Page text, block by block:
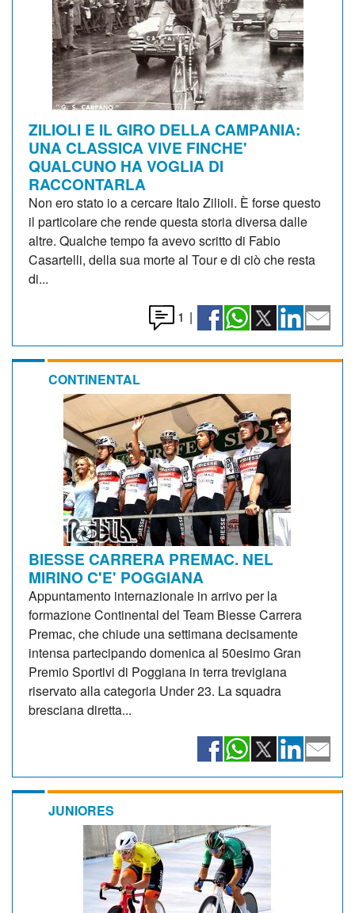
ZILIOLI E IL GIRO DELLA CAMPANIA:
UNA CLASSICA VIVE FINCHE'
QUALCUNO HA VOGLIA DI
RACCONTARLA
Non ero stato io a cercare Italo Zilioli. È forse questo
il particolare che rende questa storia diversa dalle
altre. Qualche tempo fa avevo scritto di Fabio
Casartelli, della sua morte al Tour e di ciò che resta
di...
1 |
CONTINENTAL
BIESSE CARRERA PREMAC. NEL
MIRINO C'E' POGGIANA
Appuntamento internazionale in arrivo per la
formazione Continental del Team Biesse Carrera
Premac, che chiude una settimana decisamente
intensa partecipando domenica al 50esimo Gran
Premio Sportivi di Poggiana in terra trevigiana
riservato alla categoria Under 23. La squadra
bresciana diretta...
JUNIORES